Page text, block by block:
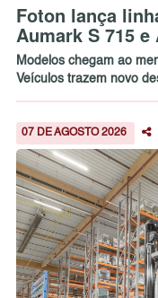
Foton lança
Aumark S 715 e
Modelos chegam ao
Veículos trazem novo
07 DE AGOSTO 2026